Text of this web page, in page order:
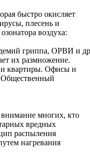
быстро окисляет
плесень и
воздуха:
гриппа, ОРВИ и
их размножение.
и квартиры. Офисы и
многих, кто
вредных
распыления
нагревания